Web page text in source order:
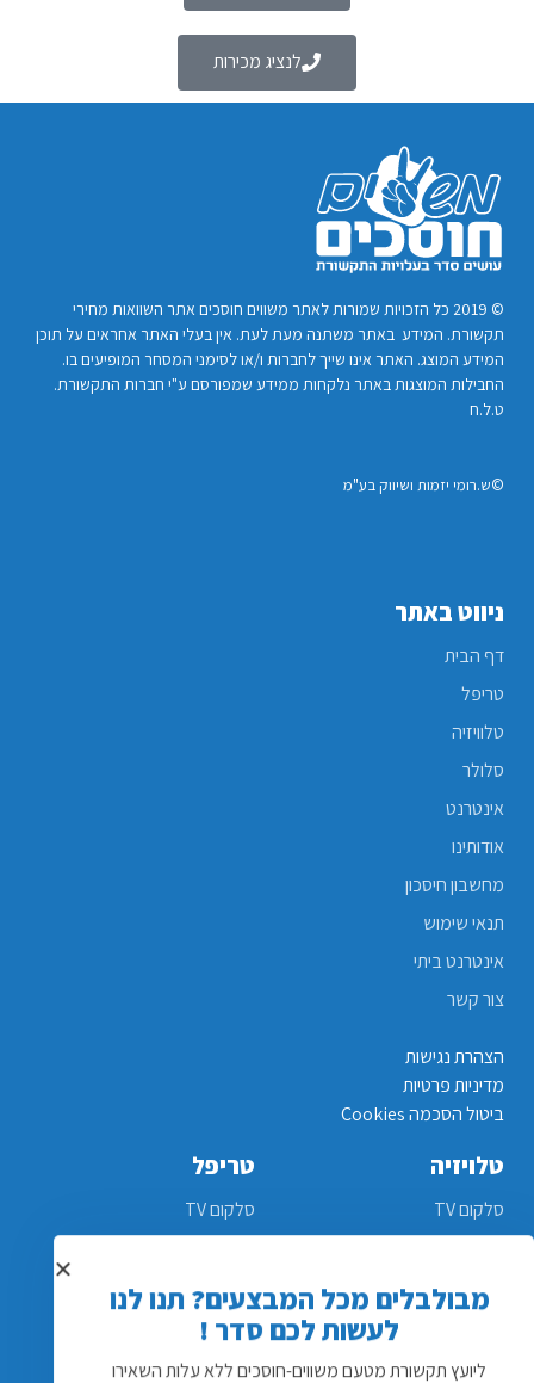
לנציג מכירות
© 2019 כל הזכויות שמורות לאתר משווים חוסכים אתר השוואות מחירי
תקשורת. המידע באתר משתנה מעת לעת. אין בעלי האתר אחראים על תוכן
המידע המוצג. האתר אינו שייך לחברות ו/או לסימני המסחר המופיעים בו.
החבילות המוצגות באתר נלקחות ממידע שמפורסם ע"י חברות התקשורת.
ט.ל.ח
©ש.רומי יזמות ושיווק בע"מ
ניווט באתר
דף הבית
טריפל
טלוויזיה
סלולר
אינטרנט
אודותינו
מחשבון חיסכון
תנאי שימוש
אינטרנט ביתי
צור קשר
הצהרת נגישות
מדיניות פרטיות
ביטול הסכמה Cookies
טלויזיה
סלקום TV
הוט
טריפל
סלקום TV
פרטנר TV
Next TV
לעשות לכם סדר !
ליועץ תקשורת מטעם משווים-חוסכים ללא עלות השאירו
פרטים